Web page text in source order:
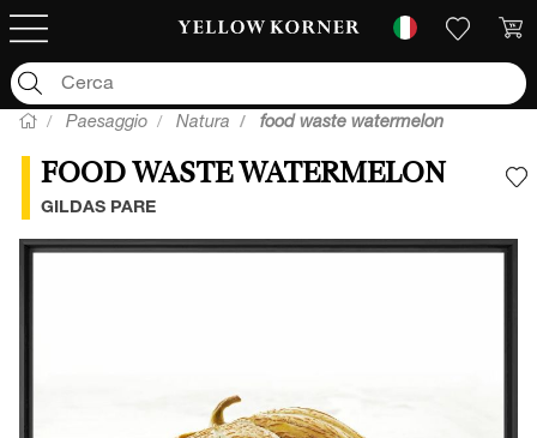
Paesaggio Natura food waste watermelon
FOOD WASTE WATERMELON
GILDAS PARE